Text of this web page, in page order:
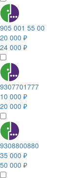
905 001 55 00
20 000 ₽
24 000 ₽
9307701777
10 000 ₽
20 000 ₽
9308800880
35 000 ₽
50 000 ₽